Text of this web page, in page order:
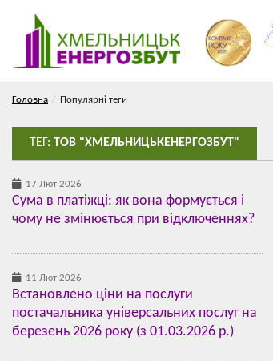
Головна Популярні теги
ТЕГ: ТОВ "ХМЕЛЬНИЦЬКЕНЕРГОЗБУТ"
17 Лют 2026
Сума в платіжці: як вона формується і
чому не змінюється при відключеннях?
11 Лют 2026
Встановлено ціни на послуги
постачальника універсальних послуг на
березень 2026 року (з 01.03.2026 р.)